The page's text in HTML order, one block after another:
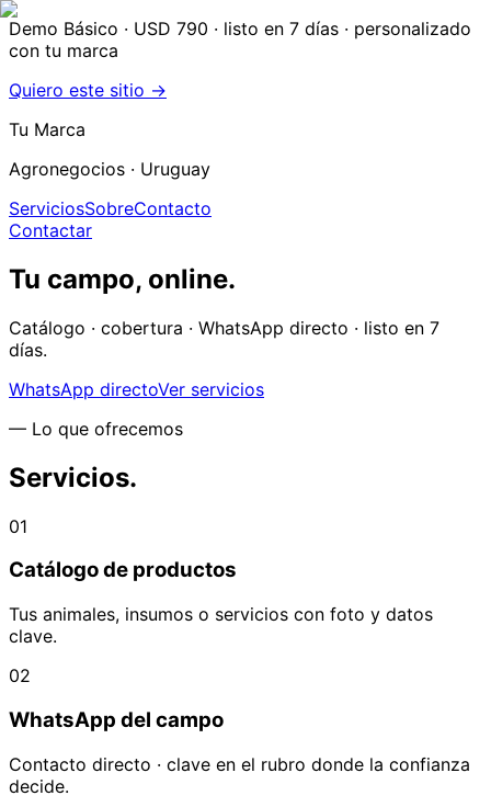
Demo Básico · USD 790 · listo en 7 días · personalizado
con tu marca
Quiero este sitio →
Tu Marca
Agronegocios · Uruguay
ServiciosSobreContacto
Contactar
Tu campo, online.
Catálogo · cobertura · WhatsApp directo · listo en 7
días.
WhatsApp directoVer servicios
— Lo que ofrecemos
Servicios.
01
Catálogo de productos
Tus animales, insumos o servicios con foto y datos
clave.
02
WhatsApp del campo
Contacto directo · clave en el rubro donde la confianza
decide.